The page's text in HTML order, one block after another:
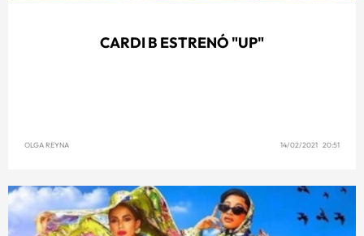
CARDI B ESTRENÓ "UP"
OLGA REYNA 14/02/2021 20:51